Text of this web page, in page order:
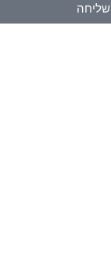
שליחה